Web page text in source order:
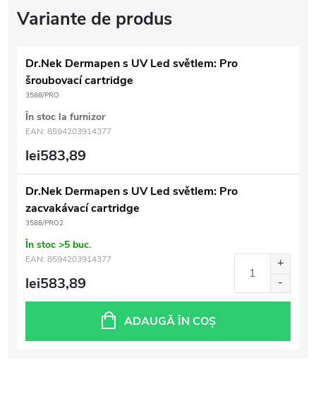
Dr.Nek Dermapen s UV Led světlem: Pro
šroubovací cartridge
3588/PRO
În stoc la furnizor
EAN: 8594203914377
lei583,89
Dr.Nek Dermapen s UV Led světlem: Pro
zacvakávací cartridge
3588/PRO2
În stoc >5 buc.
EAN: 8594203914377
lei583,89
ADAUGĂ ÎN COŞ